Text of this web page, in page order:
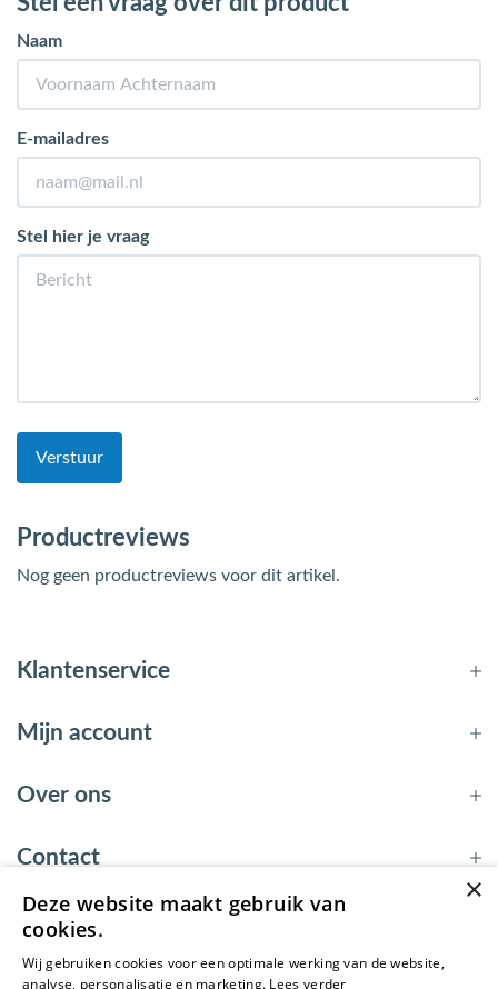
Naam
E-mailadres
Stel hier je vraag
Verstuur
Productreviews
Nog geen productreviews voor dit artikel.
Klantenservice
Mijn account
Over ons
Contact
×
Deze website maakt gebruik van
cookies.
Wij gebruiken cookies voor een optimale werking van de website,
analyse, personalisatie en marketing. Lees verder